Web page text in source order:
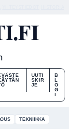
UUTI
SKIR
JE
B
L
O
G
I
TEKNIIKKA